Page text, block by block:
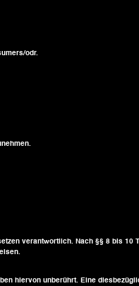
odr.
verantwortlich. Nach §§ 8 bis
hiervon unberührt. Eine